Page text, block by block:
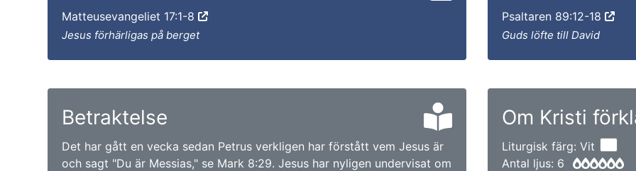
Matteusevangeliet 17:1-8
Jesus förhärligas på berget
Psaltaren 89:12-18
Guds löfte till David
Betraktelse
Det har gått en vecka sedan Petrus verkligen har förstått vem Jesus är
och sagt "Du är Messias," se Mark 8:29. Jesus har nyligen undervisat om
Om Kristi
Liturgisk färg: Vit
Antal ljus: 6